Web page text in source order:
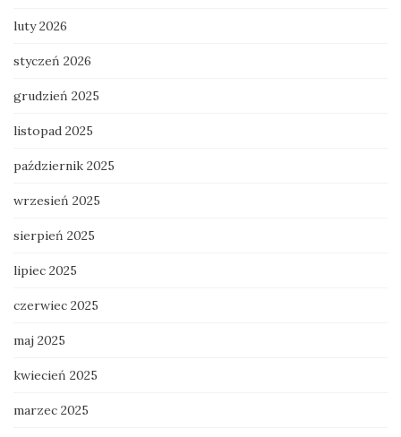
luty 2026
styczeń 2026
grudzień 2025
listopad 2025
październik 2025
wrzesień 2025
sierpień 2025
lipiec 2025
czerwiec 2025
maj 2025
kwiecień 2025
marzec 2025